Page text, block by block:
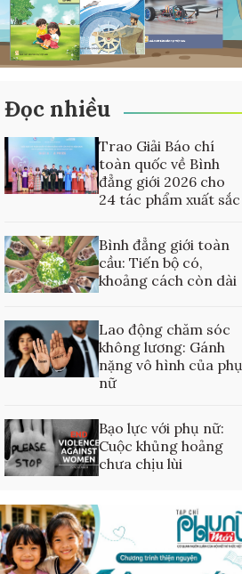
Đọc nhiều
Trao Giải Báo chí
toàn quốc về Bình
đẳng giới 2026 cho
24 tác phẩm xuất sắc
Bình đẳng giới toàn
cầu: Tiến bộ có,
khoảng cách còn dài
Lao động chăm sóc
không lương: Gánh
nặng vô hình của phụ
nữ
Bạo lực với phụ nữ:
Cuộc khủng hoảng
chưa chịu lùi